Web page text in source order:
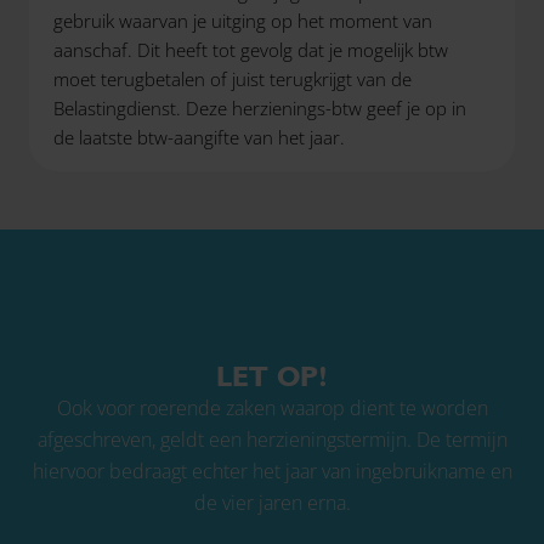
gebruik waarvan je uitging op het moment van
aanschaf. Dit heeft tot gevolg dat je mogelijk btw
moet terugbetalen of juist terugkrijgt van de
Belastingdienst. Deze herzienings-btw geef je op in
de laatste btw-aangifte van het jaar.
LET OP!
Ook voor roerende zaken waarop dient te worden
afgeschreven, geldt een herzieningstermijn. De termijn
hiervoor bedraagt echter het jaar van ingebruikname en
de vier jaren erna.